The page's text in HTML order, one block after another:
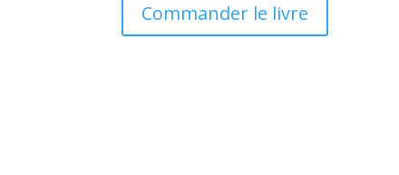
Commander le livre